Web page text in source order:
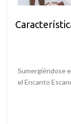
Sumergiéndose
el Encanto